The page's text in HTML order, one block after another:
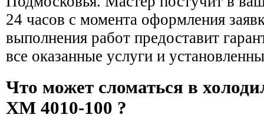
24 часов с момента оформления
выполнения работ предоставит
все оказанные услуги и
Что может сломаться в
ХМ 4010-100 ?